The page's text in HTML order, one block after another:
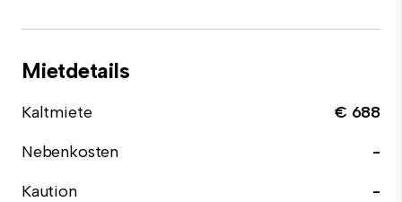
Mietdetails
Kaltmiete
€ 688
Nebenkosten
-
Kaution
-